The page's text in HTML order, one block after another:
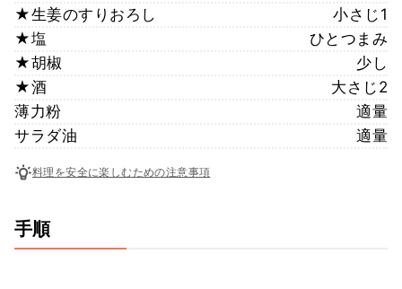
★生姜のすりおろし
小さじ1
★塩
ひとつまみ
★胡椒
少し
★酒
大さじ2
薄力粉
適量
サラダ油
適量
料理を安全に楽しむための注意事項
手順